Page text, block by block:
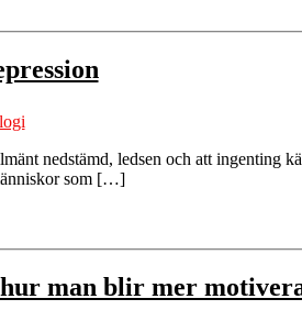
nedstämd, ledsen och att ingenting
som […]
man blir mer